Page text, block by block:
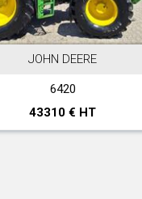
JOHN DEERE
6420
43310 € HT